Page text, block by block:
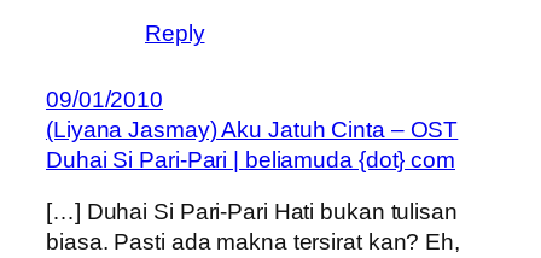
Reply
09/01/2010
(Liyana Jasmay) Aku Jatuh Cinta – OST
Duhai Si Pari-Pari | beliamuda {dot} com
[…] Duhai Si Pari-Pari Hati bukan tulisan
biasa. Pasti ada makna tersirat kan? Eh,